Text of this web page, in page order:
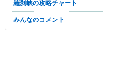
羅刹峡の攻略チャート
みんなのコメント